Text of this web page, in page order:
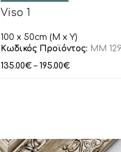
Viso 1
100 x 50cm (M x Y)
Κωδικός Προϊόντος: MM
135.00€ – 195.00€